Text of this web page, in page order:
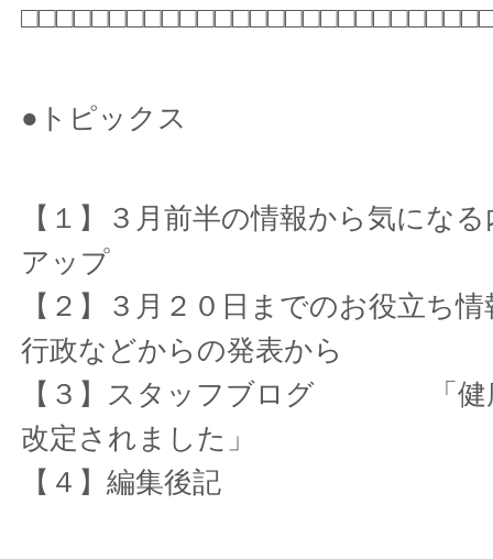
●トピックス
【１】３月前半の情報から気にな
アップ
【２】３月２０日までのお役立
行政などからの発表から
【３】スタッフブログ 「健
改定されました」
【４】編集後記